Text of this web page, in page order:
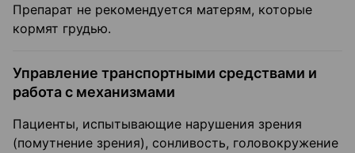
Препарат не рекомендуется матерям, которые
кормят грудью.
Управление транспортными средствами и
работа с механизмами
Пациенты, испытывающие нарушения зрения
(помутнение зрения), сонливость, головокружение